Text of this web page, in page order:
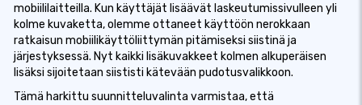
mobiililaitteilla. Kun käyttäjät lisäävät laskeutumissivulleen yli
kolme kuvaketta, olemme ottaneet käyttöön nerokkaan
ratkaisun mobiilikäyttöliittymän pitämiseksi siistinä ja
järjestyksessä. Nyt kaikki lisäkuvakkeet kolmen alkuperäisen
lisäksi sijoitetaan siististi kätevään pudotusvalikkoon.
Tämä harkittu suunnitteluvalinta varmistaa, että